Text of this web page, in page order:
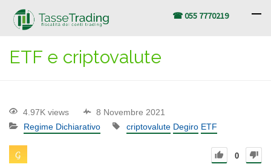
☎ 055 7770219
ETF e criptovalute
4.97K views
8 Novembre 2021
Regime Dichiarativo
criptovalute Degiro ETF
0